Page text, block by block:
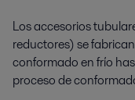
Los accesorios
reductores) se
conformado en frío
proceso de